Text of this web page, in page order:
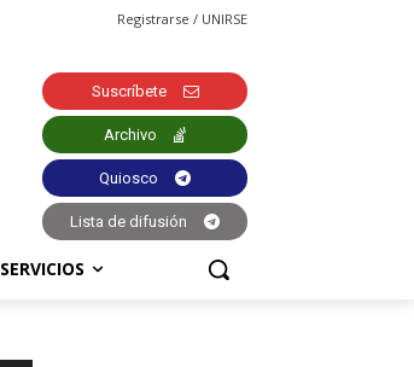
Registrarse / UNIRSE
Suscríbete
Archivo
Quiosco
Lista de difusión
SERVICIOS